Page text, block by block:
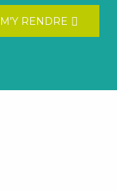
M'Y RENDRE